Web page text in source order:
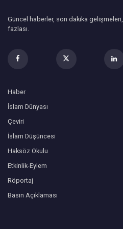
Güncel haberler, son dakika
fazlası.
Haber
İslam Dünyası
Çeviri
İslam Düşüncesi
Haksöz Okulu
Etkinlik-Eylem
Röportaj
Basın Açıklaması